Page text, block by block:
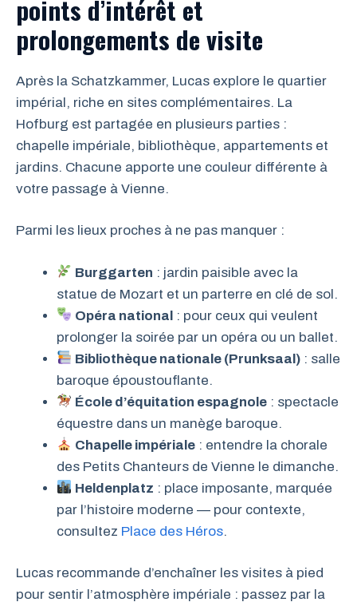
points d’intérêt et
prolongements de visite
Après la Schatzkammer, Lucas explore le quartier
impérial, riche en sites complémentaires. La
Hofburg est partagée en plusieurs parties :
chapelle impériale, bibliothèque, appartements et
jardins. Chacune apporte une couleur différente à
votre passage à Vienne.
Parmi les lieux proches à ne pas manquer :
Burggarten : jardin paisible avec la
statue de Mozart et un parterre en clé de sol.
Opéra national : pour ceux qui veulent
prolonger la soirée par un opéra ou un ballet.
Bibliothèque nationale (Prunksaal) : salle
baroque époustouflante.
École d’équitation espagnole : spectacle
équestre dans un manège baroque.
Chapelle impériale : entendre la chorale
des Petits Chanteurs de Vienne le dimanche.
Heldenplatz : place imposante, marquée
par l’histoire moderne — pour contexte,
consultez Place des Héros.
Lucas recommande d’enchaîner les visites à pied
pour sentir l’atmosphère impériale : passez par la